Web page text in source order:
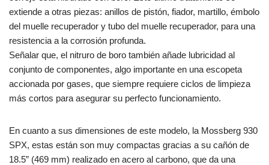
extiende a otras piezas: anillos de pistón, fiador, martillo, émbolo
del muelle recuperador y tubo del muelle recuperador, para una
resistencia a la corrosión profunda.
Señalar que, el nitruro de boro también añade lubricidad al
conjunto de componentes, algo importante en una escopeta
accionada por gases, que siempre requiere ciclos de limpieza
más cortos para asegurar su perfecto funcionamiento.
En cuanto a sus dimensiones de este modelo, la Mossberg 930
SPX, estas están son muy compactas gracias a su cañón de
18.5” (469 mm) realizado en acero al carbono, que da una